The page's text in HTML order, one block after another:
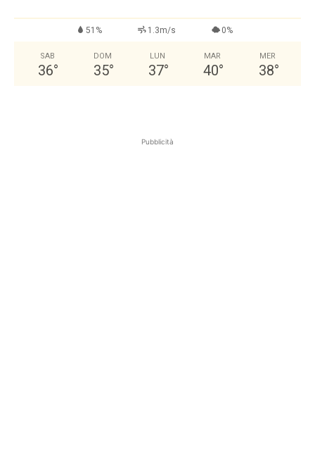
51% 1.3m/s 0%
SAB
36°
DOM
35°
LUN
37°
MAR
40°
MER
38°
Pubblicità